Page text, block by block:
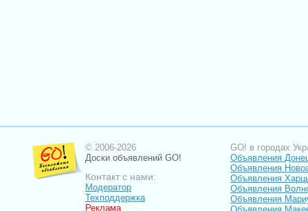
© 2006-2026
Доски объявлений GO!
Контакт с нами:
Модератор
Техподдержка
Реклама
GO! в городах
Объявления
Объявления
Объявления
Объявления
Объявления